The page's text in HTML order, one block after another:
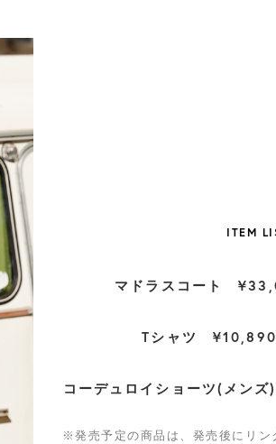
ITEM
マドラスコート
Tシャツ ¥10,890
コーデュロイショーツ(メン
※発売予定の商品は、発売後にリン